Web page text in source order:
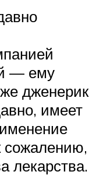
— ему
дженерик
имеет
сожалению,
лекарства.